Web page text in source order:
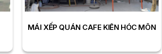
MÁI XẾP QUÁN CAFE KIÊN HÓC MÔN